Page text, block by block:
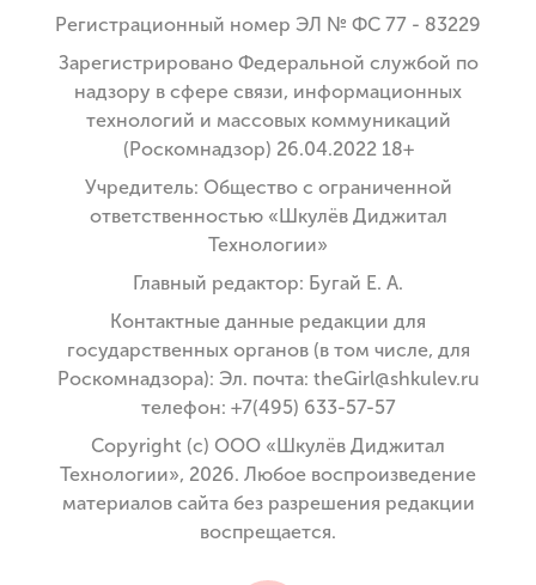
Регистрационный номер ЭЛ № ФС 77 - 83229
Зарегистрировано Федеральной службой по
надзору в сфере связи, информационных
технологий и массовых коммуникаций
(Роскомнадзор) 26.04.2022 18+
Учредитель: Общество с ограниченной
ответственностью «Шкулёв Диджитал
Технологии»
Главный редактор: Бугай Е. А.
Контактные данные редакции для
государственных органов (в том числе, для
Роскомнадзора): Эл. почта: theGirl@shkulev.ru
телефон: +7(495) 633-57-57
Copyright (с) ООО «Шкулёв Диджитал
Технологии», 2026. Любое воспроизведение
материалов сайта без разрешения редакции
воспрещается.